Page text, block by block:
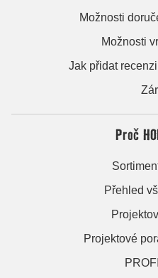
Možnosti
Možnosti
Jak přidat
Proč
Přehled
Projektové